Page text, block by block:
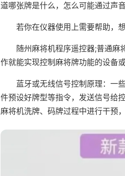
道哪张牌是什么，怎么可能通过声
若你在仪器使用上需要帮助，
随州麻将机程序遥控器;普通麻
作就能实现控制麻将牌功能的设备或
蓝牙或无线信号控制原理：一
件预设好牌型等指令，发送信号给
麻将机洗牌、码牌过程中进行干预